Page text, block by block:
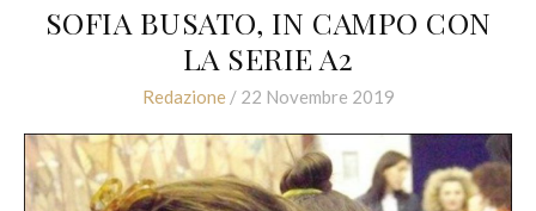
SOFIA BUSATO, IN CAMPO CON
LA SERIE A2
Redazione/ 22 Novembre 2019